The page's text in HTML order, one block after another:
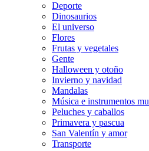
Deporte
Dinosaurios
El universo
Flores
Frutas y vegetales
Gente
Halloween y otoño
Invierno y navidad
Mandalas
Música e instrumentos
Peluches y caballos
Primavera y pascua
San Valentín y amor
Transporte